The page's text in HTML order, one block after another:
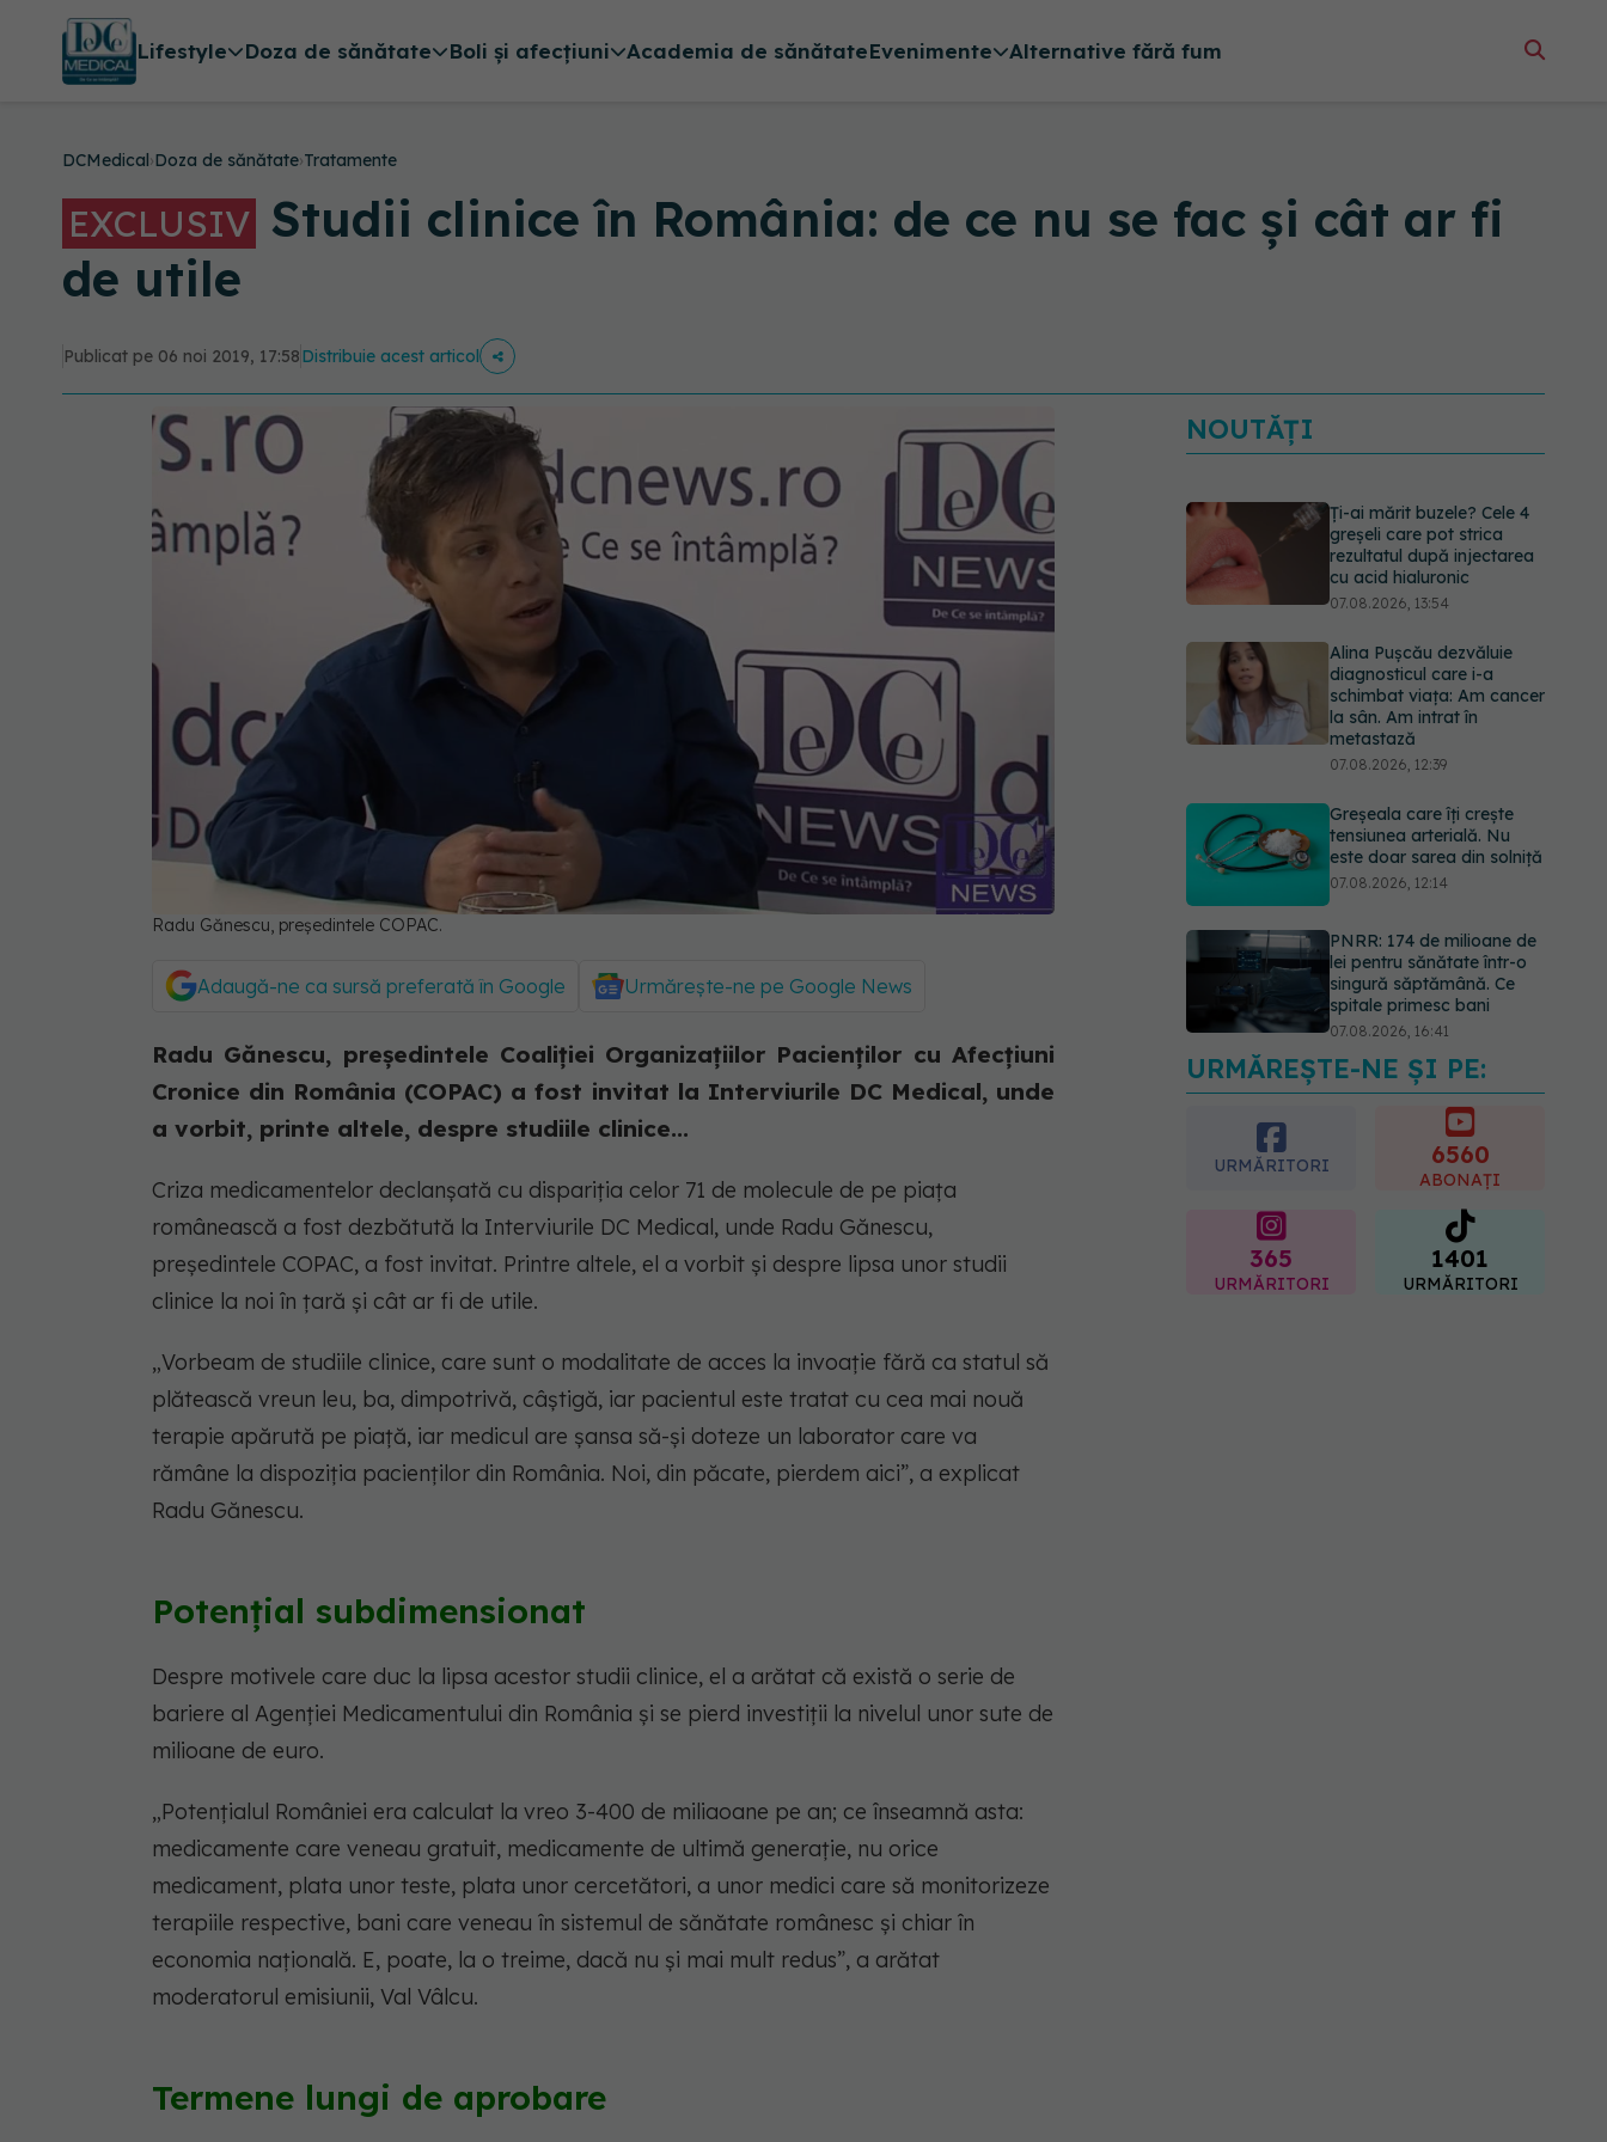
Lifestyle Doza de sănătate Boli și afecțiuni Academia de sănătateEvenimente Alternative fără fum
DCMedical›Doza de sănătate›Tratamente
EXCLUSIV Studii clinice în România: de ce nu se fac și cât ar fi
de utile
Publicat pe 06 noi 2019, 17:58Distribuie acest articol
Radu Gănescu, președintele COPAC.
Adaugă-ne ca sursă preferată în Google Urmărește-ne pe Google News
Radu Gănescu, președintele Coaliției Organizațiilor Pacienților cu Afecțiuni
Cronice din România (COPAC) a fost invitat la Interviurile DC Medical, unde
a vorbit, printe altele, despre studiile clinice...
Criza medicamentelor declanșată cu dispariția celor 71 de molecule de pe piața
românească a fost dezbătută la Interviurile DC Medical, unde Radu Gănescu,
președintele COPAC, a fost invitat. Printre altele, el a vorbit și despre lipsa unor studii
clinice la noi în țară și cât ar fi de utile.
„Vorbeam de studiile clinice, care sunt o modalitate de acces la invoație fără ca statul să
plătească vreun leu, ba, dimpotrivă, câștigă, iar pacientul este tratat cu cea mai nouă
terapie apărută pe piață, iar medicul are șansa să-și doteze un laborator care va
rămâne la dispoziția pacienților din România. Noi, din păcate, pierdem aici”, a explicat
Radu Gănescu.
Potențial subdimensionat
Despre motivele care duc la lipsa acestor studii clinice, el a arătat că există o serie de
bariere al Agenției Medicamentului din România și se pierd investiții la nivelul unor sute de
milioane de euro.
„Potențialul României era calculat la vreo 3-400 de miliaoane pe an; ce înseamnă asta:
medicamente care veneau gratuit, medicamente de ultimă generație, nu orice
medicament, plata unor teste, plata unor cercetători, a unor medici care să monitorizeze
terapiile respective, bani care veneau în sistemul de sănătate românesc și chiar în
economia națională. E, poate, la o treime, dacă nu și mai mult redus”, a arătat
moderatorul emisiunii, Val Vâlcu.
Termene lungi de aprobare
NOUTĂȚI
Alina Pușcău dezvăluie
diagnosticul care i-a
schimbat viața: Am cancer
la sân. Am intrat în
metastază
Greșeala care îți crește
tensiunea arterială. Nu
este doar sarea din solniță
07.08.2026, 12:14
lei pentru sănătate într-o
singură săptămână. Ce
spitale primesc bani
07.08.2026, 16:41
Cât durează simptomele
menopauzei?
07.08.2026, 15:14
Ți-ai mărit buzele? Cele 4
greșeli care pot strica
rezultatul după injectarea
cu acid hialuronic
07.08.2026, 13:54
URMĂREȘTE-NE ȘI PE:
URMĂRITORI 6560
ABONAȚI
365
URMĂRITORI
1401
URMĂRITORI